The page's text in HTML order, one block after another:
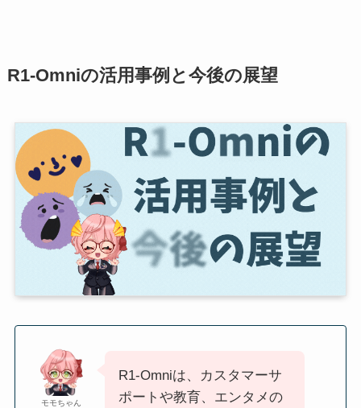
R1-Omniの活用事例と今後の展望
モモちゃん
R1-Omniは、カスタマーサ
ポートや教育、エンタメの